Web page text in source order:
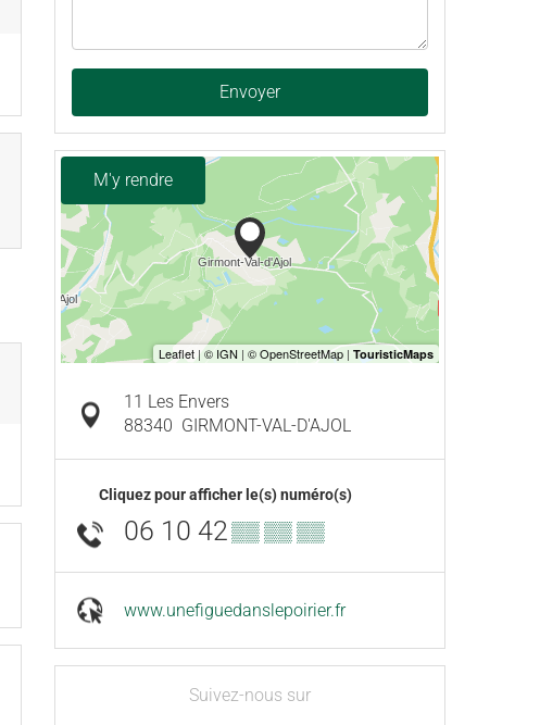
Envoyer
M'y rendre
11 Les Envers
88340 GIRMONT-VAL-D'AJOL
Cliquez pour afficher le(s) numéro(s)
06 10 42▒▒ ▒▒ ▒▒
www.unefiguedanslepoirier.fr
Suivez-nous sur